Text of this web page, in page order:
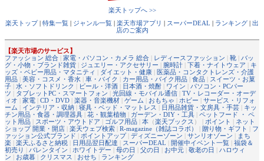
楽天トップへ >>
楽天トップ| 特集一覧 | ジャンル一覧 | 楽天市場アプリ | スーパーDEAL | ランキング | 出
店のご案内
【楽天市場のサービス】
ファッション 総合 | 家電・パソコン・カメラ 総合 | レディースファッション | 靴 | バッ
グ・小物・ブランド雑貨 | ジュエリー・アクセサリー | 腕時計 | 下着・ナイトウェア | キ
ッズ・ベビー用品・マタニティ | ダイエット・健康 | 医薬品・コンタクトレンズ・介護
用品 | 美容・コスメ・香水 | 車・バイク | カー用品・バイク用品 | 食品 | スイーツ・お菓
子 | 水・ソフトドリンク | ビール・洋酒 | 日本酒・焼酎 | ワイン | パソコン・PCパー
ツ | タブレットPC・スマートフォン | 光回線・モバイル通信 | TV・レコーダー・オーデ
ィオ | 家電 | CD・DVD | 楽器・音楽機材 | ゲーム | おもちゃ | ホビー | サービス・リフォ
ーム | インテリア・収納 | 寝具・ベッド・マットレス | 日用品雑貨・文房具・手芸 | キッ
チン用品・食器・調理器具 | 花・観葉植物 | ガーデン・DIY・工具 | ペットフード ・ ペ
ット用品 | スポーツ・アウトドア | ゴルフ用品 | 本 （楽天ブックス ） | ポイント | ネット
ショップ 開業・開店 | 楽天ウェブ検索 | R-magazine（雑誌コラボ） | 贈り物・ギフト | フ
ァッション公式ブランド | ポイントアップ| ディズニーゾーン | サンリオゾーン | まち
楽 | 楽天ふるさと納税 | 日用品翌日配達 | スーパーDEAL | 開催中イベント一覧 | 福袋＆
初売り | バレンタイン | ホワイトデー | 母の日 | 父の日 | お中元 | 敬老の日 | ハロウィ
ン | お歳暮 | クリスマス | おせち | ランキング